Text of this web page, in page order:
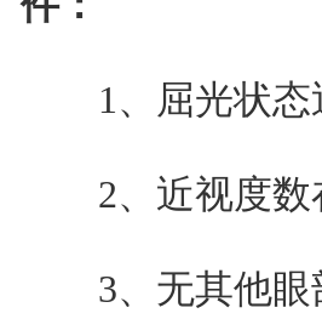
1、屈光状态
2、近视度数在
3、无其他眼